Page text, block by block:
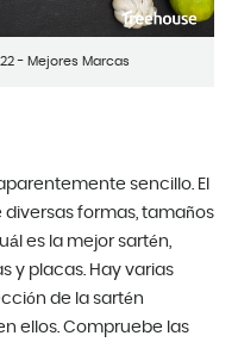
- Mejores Marcas
sencillo. El
formas, tamaños
es la mejor sartén,
y placas. Hay varias
de la sartén
ellos. Compruebe las